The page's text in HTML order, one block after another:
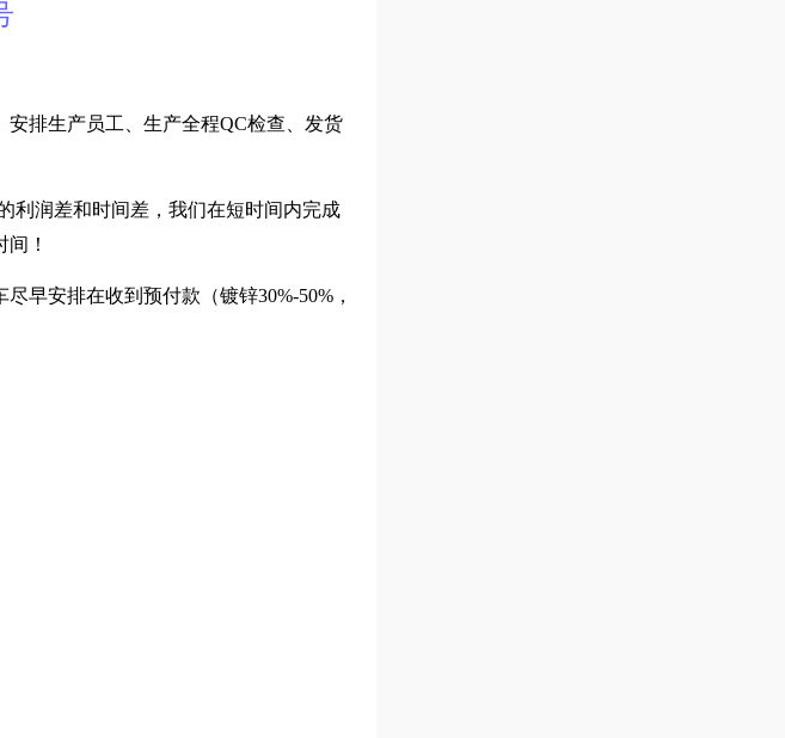
排生产员工、生产全程QC检查、发货
利润差和时间差，我们在短时间内完成
间！
早安排在收到预付款（镀锌30%-50%，